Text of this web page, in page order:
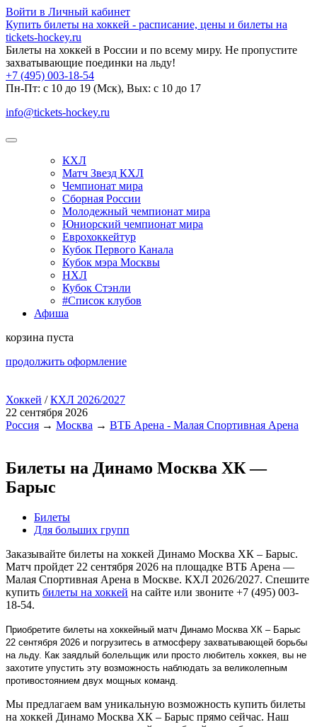
Войти в Личный кабинет
Купить билеты на хоккей - расписание, цены и билеты на
tickets-hockey.ru
Билеты на хоккей в России и по всему миру. Не пропустите
захватывающие поединки на льду!
+7 (495) 003-18-54
Пн-Пт: c 10 до 19 (Мск), Вых: с 10 до 17
info@tickets-hockey.ru
КХЛ
Матч Звезд КХЛ
Чемпионат мира
Сборная России
Молодежный чемпионат мира
Юниорский чемпионат мира
Еврохоккейтур
Кубок Первого Канала
Кубок мэра Москвы
НХЛ
Кубок Стэнли
#Список клубов
Афиша
корзина пуста
продолжить оформление
Хоккей /КХЛ 2026/2027
22 сентября 2026
Россия → Москва → ВТБ Арена - Малая Спортивная Арена
Билеты на Динамо Москва ХК —
Барыс
Билеты
Для больших групп
Заказывайте билеты на хоккей Динамо Москва ХК – Барыс.
Матч пройдет 22 сентября 2026 на площадке ВТБ Арена —
Малая Спортивная Арена в Москве. КХЛ 2026/2027. Спешите
купить билеты на хоккей на сайте или звоните +7 (495) 003-
18-54.
Приобретите билеты на хоккейный матч Динамо Москва ХК – Барыс
22 сентября 2026 и погрузитесь в атмосферу захватывающей борьбы
на льду. Как заядлый болельщик или просто любитель хоккея, вы не
захотите упустить эту возможность наблюдать за великолепным
противостоянием двух мощных команд.
Мы предлагаем вам уникальную возможность купить билеты
на хоккей Динамо Москва ХК – Барыс прямо сейчас. Наш